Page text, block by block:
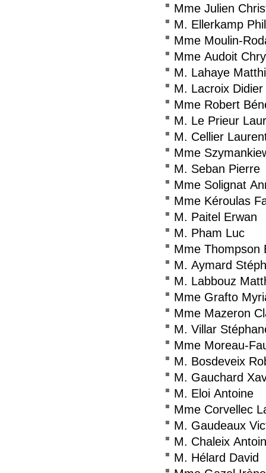
Mme Julien
M. Ellerkamp
Mme Moulin-
Mme Audoit
M. Lahaye
M. Lacroix Didier
Mme Robert
M. Le Prieur
M. Cellier
Mme
M. Seban Pierre
Mme Solignat
Mme Kéroulas
M. Paitel Erwan
M. Pham Luc
Mme Thompson
M. Aymard
M. Labbouz
Mme Grafto
Mme Mazeron
M. Villar
Mme Moreau-
M. Bosdeveix
M. Gauchard
M. Eloi Antoine
Mme Corvellec
M. Gaudeaux
M. Chaleix
M. Hélard David